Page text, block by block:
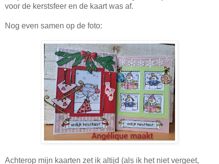
voor de kerstsfeer en de kaart was af.
Nog even samen op de foto:
Achterop mijn kaarten zet ik altijd (als ik het niet vergeet,